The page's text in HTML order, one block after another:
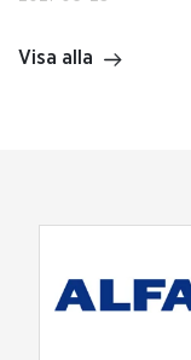
Visa alla